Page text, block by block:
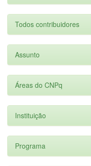
Todos contribuidores
Assunto
Áreas do CNPq
Instituição
Programa